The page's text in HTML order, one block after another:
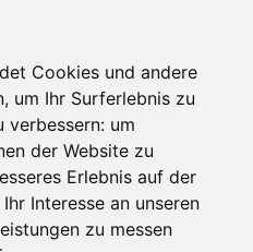
Cookies und andere
um Ihr Surferlebnis zu
verbessern: um
der Website zu
Erlebnis auf der
Ihr Interesse an unseren
zu messen
SKI APP
für iOS und Android - Ein
und Schneefreaks!